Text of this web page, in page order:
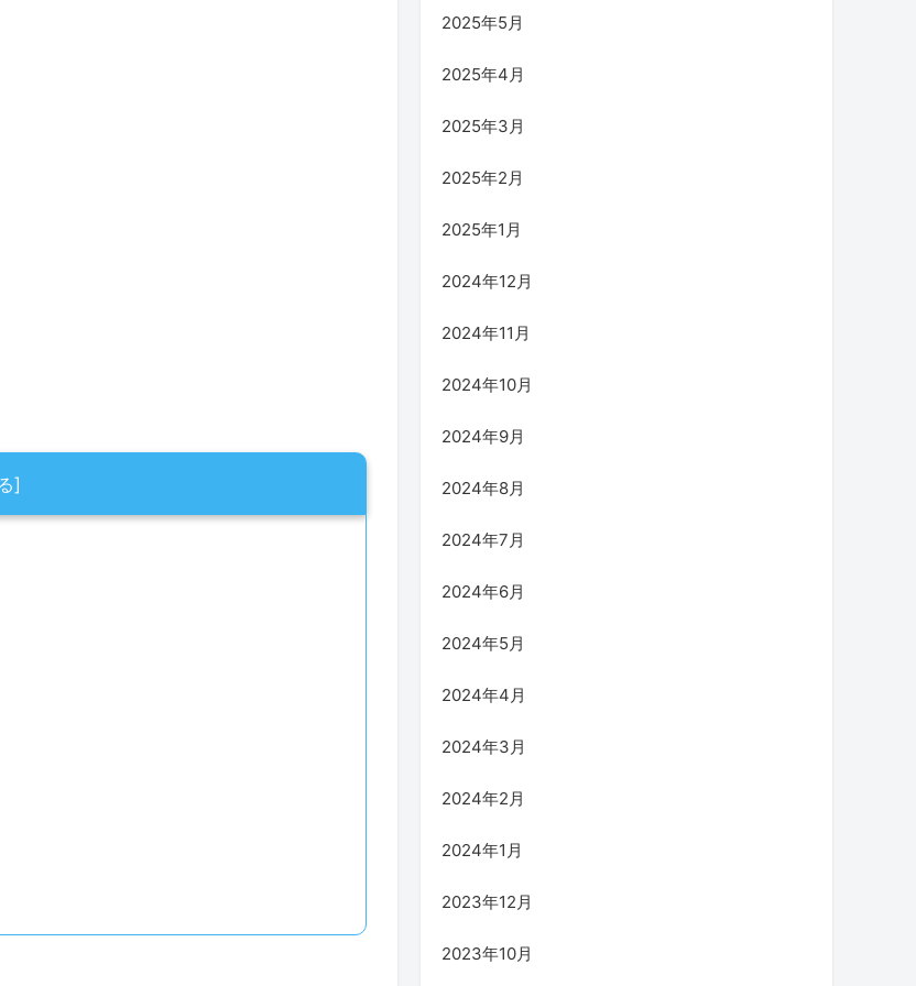
2025年5月
2025年4月
2025年3月
2025年2月
2025年1月
2024年12月
2024年11月
2024年10月
2024年9月
2024年8月
2024年7月
2024年6月
2024年5月
2024年4月
2024年3月
2024年2月
2024年1月
2023年12月
2023年10月